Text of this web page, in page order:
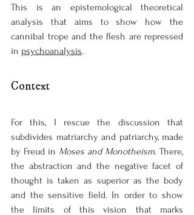
This is an epistemological theoretical
analysis that aims to show how the
cannibal trope and the flesh are repressed
in psychoanalysis.
Context
For this, I rescue the discussion that
subdivides matriarchy and patriarchy, made
by Freud in Moses and Monotheism. There,
the abstraction and the negative facet of
thought is taken as superior as the body
and the sensitive field. In order to show